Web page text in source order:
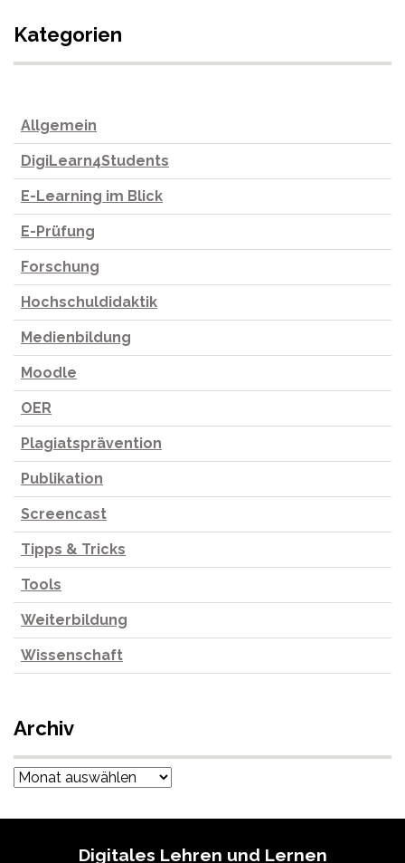
Kategorien
Allgemein
DigiLearn4Students
E-Learning im Blick
E-Prüfung
Forschung
Hochschuldidaktik
Medienbildung
Moodle
OER
Plagiatsprävention
Publikation
Screencast
Tipps & Tricks
Tools
Weiterbildung
Wissenschaft
Archiv
Archiv
Digitales Lehren und Lernen